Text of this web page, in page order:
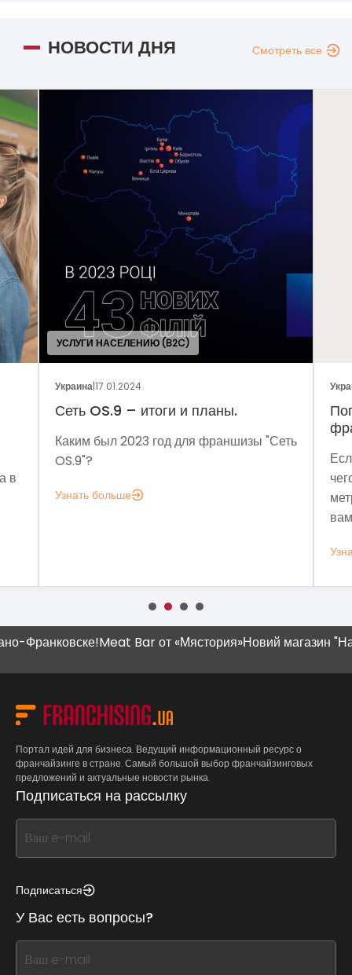
НОВОСТИ ДНЯ Смотреть все
УСЛУГИ НАСЕЛЕНИЮ (B2C)
Украина|17.01.2024
Сеть OS.9 – итоги и планы.
Каким был 2023 год для франшизы "Сеть
OS.9"?
Узнать больше
Украина|
Если
чего
вам
Узнать
Франковске!Meat Bar от «Мястория»Новий магазин "Наш
Портал идей для бизнеса. Ведущий информационный ресурс о
франчайзинге в стране. Самый большой выбор франчайзинговых
предложений и актуальные новости рынка.
Подписаться на рассылку
If
you
this,
this
form
field
Подписаться
У Вас есть вопросы?
If
you